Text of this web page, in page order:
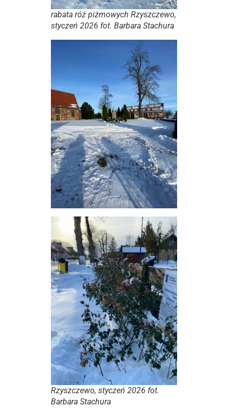
rabata róż piżmowych Rzyszczewo,
styczeń 2026 fot. Barbara Stachura
Rzyszczewo, styczeń 2026 fot.
Barbara Stachura